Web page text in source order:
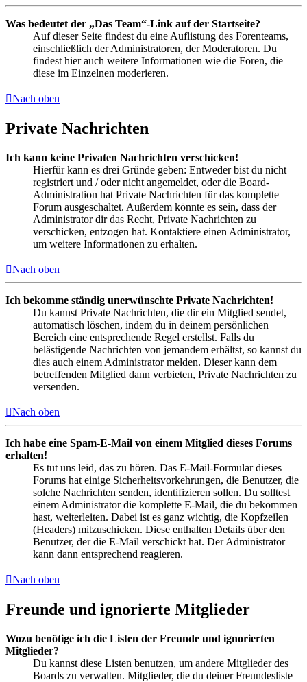
Was bedeutet der „Das Team“-Link auf der Startseite?
Auf dieser Seite findest du eine Auflistung des Forenteams,
einschließlich der Administratoren, der Moderatoren. Du
findest hier auch weitere Informationen wie die Foren, die
diese im Einzelnen moderieren.
Nach oben
Private Nachrichten
Ich kann keine Privaten Nachrichten verschicken!
Hierfür kann es drei Gründe geben: Entweder bist du nicht
registriert und / oder nicht angemeldet, oder die Board-
Administration hat Private Nachrichten für das komplette
Forum ausgeschaltet. Außerdem könnte es sein, dass der
Administrator dir das Recht, Private Nachrichten zu
verschicken, entzogen hat. Kontaktiere einen Administrator,
um weitere Informationen zu erhalten.
Nach oben
Ich bekomme ständig unerwünschte Private Nachrichten!
Du kannst Private Nachrichten, die dir ein Mitglied sendet,
automatisch löschen, indem du in deinem persönlichen
Bereich eine entsprechende Regel erstellst. Falls du
belästigende Nachrichten von jemandem erhältst, so kannst du
dies auch einem Administrator melden. Dieser kann dem
betreffenden Mitglied dann verbieten, Private Nachrichten zu
versenden.
Nach oben
Ich habe eine Spam-E-Mail von einem Mitglied dieses Forums
erhalten!
Es tut uns leid, das zu hören. Das E-Mail-Formular dieses
Forums hat einige Sicherheitsvorkehrungen, die Benutzer, die
solche Nachrichten senden, identifizieren sollen. Du solltest
einem Administrator die komplette E-Mail, die du bekommen
hast, weiterleiten. Dabei ist es ganz wichtig, die Kopfzeilen
(Headers) mitzuschicken. Diese enthalten Details über den
Benutzer, der die E-Mail verschickt hat. Der Administrator
kann dann entsprechend reagieren.
Nach oben
Freunde und ignorierte Mitglieder
Wozu benötige ich die Listen der Freunde und ignorierten
Mitglieder?
Du kannst diese Listen benutzen, um andere Mitglieder des
Boards zu verwalten. Mitglieder, die du deiner Freundesliste